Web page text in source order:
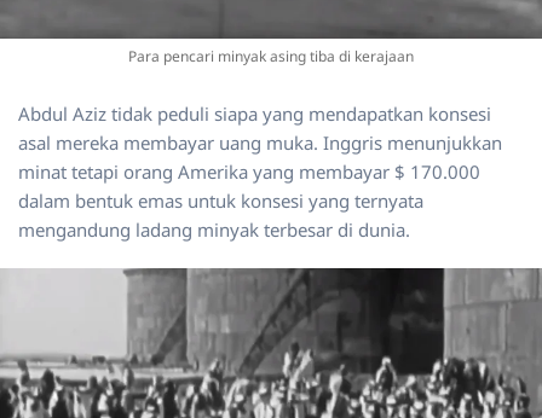
Para pencari minyak asing tiba di kerajaan
Abdul Aziz tidak peduli siapa yang mendapatkan konsesi
asal mereka membayar uang muka. Inggris menunjukkan
minat tetapi orang Amerika yang membayar $ 170.000
dalam bentuk emas untuk konsesi yang ternyata
mengandung ladang minyak terbesar di dunia.